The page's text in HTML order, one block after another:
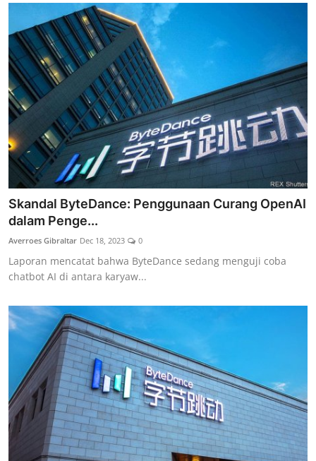
Skandal ByteDance: Penggunaan Curang OpenAI
dalam Penge...
Averroes Gibraltar Dec 18, 2023 0
Laporan mencatat bahwa ByteDance sedang menguji coba
chatbot AI di antara karyaw...